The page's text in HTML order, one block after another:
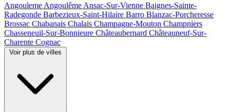
Angouleme Angoulême Ansac-Sur-Vienne Baignes-Sainte-
Radegonde Barbezieux-Saint-Hilaire Barro Blanzac-Porcheresse
Brossac Chabanais Chalais Champagne-Mouton Champniers
Chasseneuil-Sur-Bonnieure Châteaubernard Châteauneuf-Sur-
Charente Cognac
Voir plus de villes